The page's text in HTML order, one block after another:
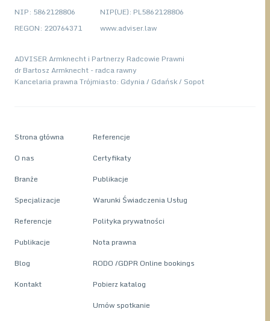
pracy kancelaria prawa pracy kodeks pracy kodeksu pracy
NIP: 5862128806
REGON: 220764371
NIP(UE): PL5862128806
www.adviser.law
ADVISER Armknecht i Partnerzy Radcowie Prawni
dr Bartosz Armknecht - radca rawny
Kancelaria prawna Trójmiasto: Gdynia / Gdańsk / Sopot
Strona główna
O nas
Branże
Specjalizacje
Referencje
Publikacje
Blog
Kontakt
Referencje
Certyfikaty
Publikacje
Warunki Świadczenia Usług
Polityka prywatności
Nota prawna
RODO /GDPR Online bookings
Pobierz katalog
Umów spotkanie